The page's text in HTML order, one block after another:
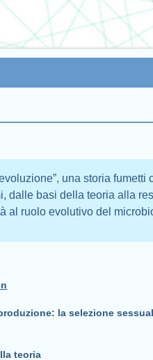
una storia fumetti
dalle basi della teoria alla
al ruolo evolutivo del
la selezione
teoria